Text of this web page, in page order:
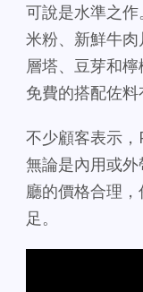
可說是水準之
米粉、新鮮牛
層塔、豆芽和檸
免費的搭配佐料
不少顧客表示，
無論是內用或
廳的價格合理
足。